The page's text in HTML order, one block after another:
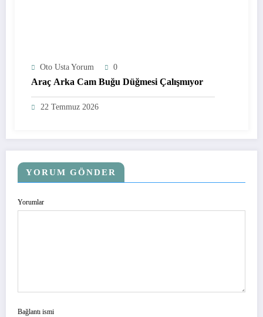
Oto Usta Yorum 0
Araç Arka Cam Buğu Düğmesi Çalışmıyor
22 Temmuz 2026
YORUM GÖNDER
Yorumlar
Bağlantı ismi